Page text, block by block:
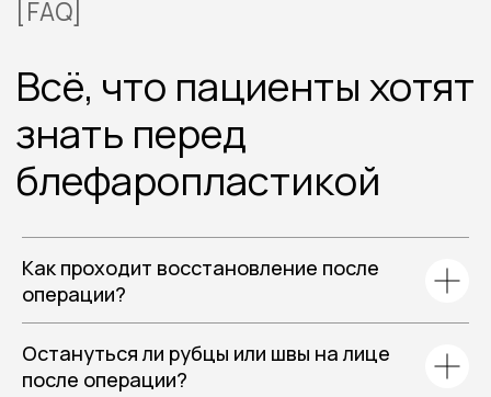
Как проходит восстановление после
операции?
Остануться ли рубцы или швы на лице
после операции?